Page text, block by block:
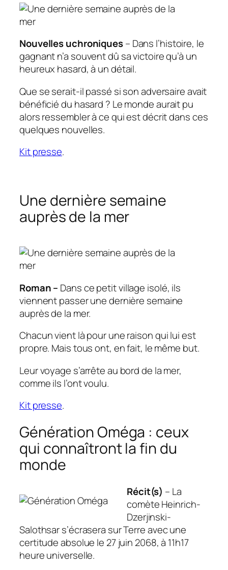
Nouvelles uchroniques– Dans l’histoire, le
gagnant n’a souvent dû sa victoire qu’à un
heureux hasard, à un détail.
Que se serait-il passé si son adversaire avait
bénéficié du hasard ? Le monde aurait pu
alors ressembler à ce qui est décrit dans ces
quelques nouvelles.
Kit presse.
Une dernière semaine
auprès de la mer
Roman – Dans ce petit village isolé, ils
viennent passer une dernière semaine
auprès de la mer.
Chacun vient là pour une raison qui lui est
propre. Mais tous ont, en fait, le même but.
Leur voyage s’arrête au bord de la mer,
comme ils l’ont voulu.
Kit presse.
Génération Oméga : ceux
qui connaîtront la fin du
monde
Récit(s) – La
comète Heinrich-
Dzerjinski-
Salothsar s’écrasera sur Terre avec une
certitude absolue le 27 juin 2068, à 11h17
heure universelle.